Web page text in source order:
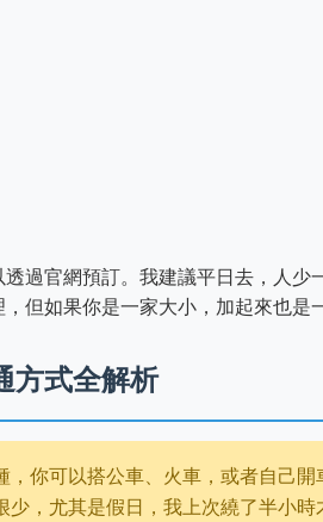
過官網預訂。我建議平日去，人少
但如果你是一家大小，加起來也是
方式全解析
，你可以搭公車、火車，或者自己
，尤其是假日，我上次繞了半小時